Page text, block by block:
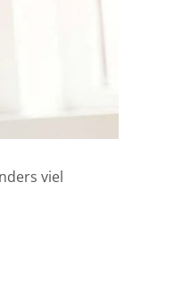
viel